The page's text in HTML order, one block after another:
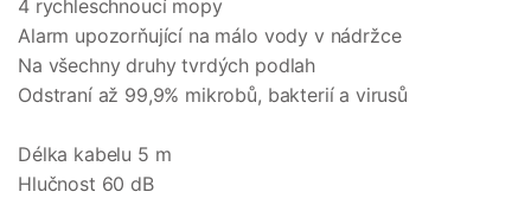
4 rychleschnoucí mopy
Alarm upozorňující na málo vody v nádržce
Na všechny druhy tvrdých podlah
Odstraní až 99,9% mikrobů, bakterií a virusů
Délka kabelu 5 m
Hlučnost 60 dB